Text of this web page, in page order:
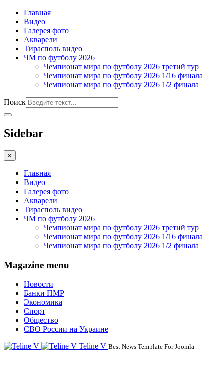
Главная
Видео
Галерея фото
Акварели
Тирасполь видео
ЧМ по футболу 2026
Чемпионат мира по футболу 2026 третий тур
Чемпионат мира по футболу 2026 1/16 финала
Чемпионат мира по футболу 2026 1/2 финала
Поиск
Sidebar
×
Главная
Видео
Галерея фото
Акварели
Тирасполь видео
ЧМ по футболу 2026
Чемпионат мира по футболу 2026 третий тур
Чемпионат мира по футболу 2026 1/16 финала
Чемпионат мира по футболу 2026 1/2 финала
Magazine menu
Новости
Банки ПМР
Экономика
Спорт
Общество
СВО России на Украине
Teline V Best News Template For Joomla